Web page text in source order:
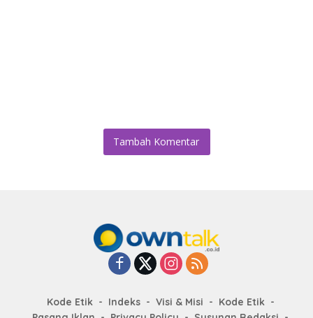
Tambah Komentar
Kode Etik Indeks Visi & Misi
Kode Etik